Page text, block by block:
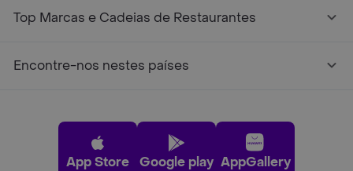
Top Marcas e Cadeias de Restaurantes
Encontre-nos nestes países
App Store Google play AppGallery